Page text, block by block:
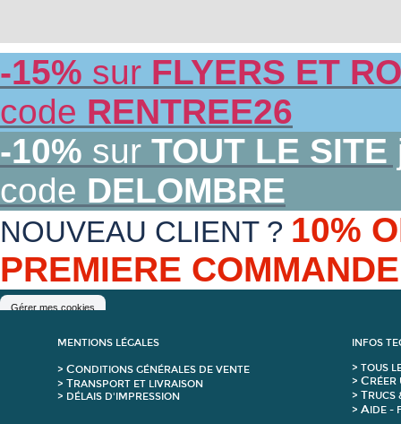
-15% sur FLYERS ET
code RENTREE26
-10% sur TOUT LE SITE
code DELOMBRE
NOUVEAU CLIENT ? 10%
PREMIERE
Gérer mes cookies
MENTIONS LÉGALES INFOS
> CONDITIONS GÉNÉRALES DE VENTE
> TRANSPORT ET LIVRAISON
> DÉLAIS D'IMPRESSION
> TOUS
> C
> TRUCS
> A IDE -